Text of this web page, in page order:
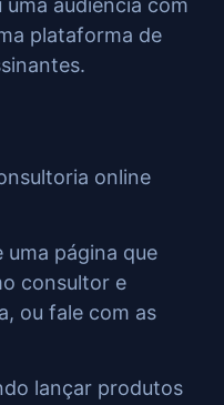
plataforma de
online
uma página que
consultor e
ou fale com as
lançar produtos